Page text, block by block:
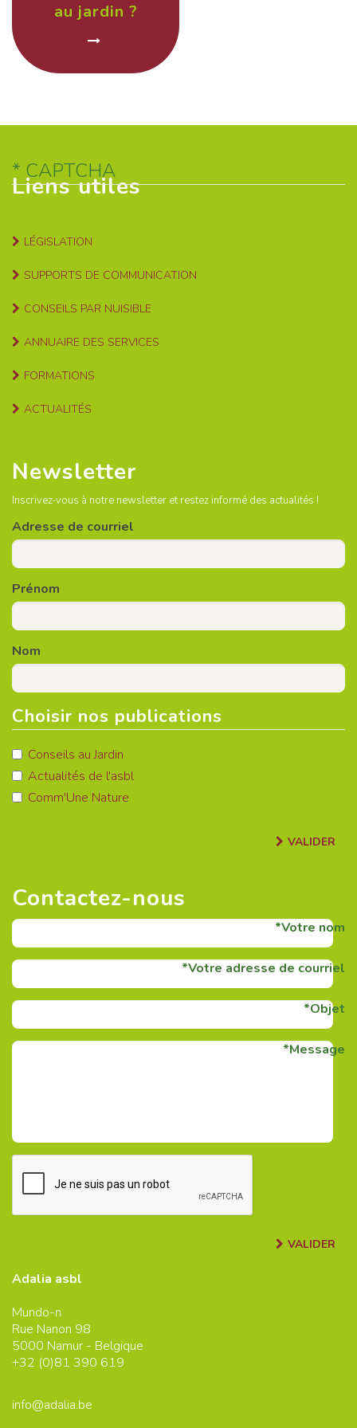
au jardin ?
Liens utiles
LÉGISLATION
SUPPORTS DE COMMUNICATION
CONSEILS PAR NUISIBLE
ANNUAIRE DES SERVICES
FORMATIONS
ACTUALITÉS
Newsletter
Inscrivez-vous à notre newsletter et restez informé des actualités !
Adresse de courriel
Prénom
Nom
Choisir nos publications
Conseils au Jardin
Actualités de l'asbl
Comm'Une Nature
VALIDER
Contactez-nous
Votre nom
Votre adresse de courriel
Objet
Message
CAPTCHA
VALIDER
Adalia asbl
Mundo-n
Rue Nanon 98
5000 Namur - Belgique
+32 (0)81 390 619
info@adalia.be